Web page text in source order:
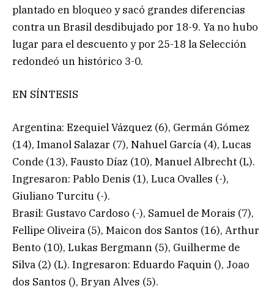
plantado en bloqueo y sacó grandes diferencias
contra un Brasil desdibujado por 18-9. Ya no hubo
lugar para el descuento y por 25-18 la Selección
redondeó un histórico 3-0.
EN SÍNTESIS
Argentina: Ezequiel Vázquez (6), Germán Gómez
(14), Imanol Salazar (7), Nahuel García (4), Lucas
Conde (13), Fausto Díaz (10), Manuel Albrecht (L).
Ingresaron: Pablo Denis (1), Luca Ovalles (-),
Giuliano Turcitu (-).
Brasil: Gustavo Cardoso (-), Samuel de Morais (7),
Fellipe Oliveira (5), Maicon dos Santos (16), Arthur
Bento (10), Lukas Bergmann (5), Guilherme de
Silva (2) (L). Ingresaron: Eduardo Faquin (), Joao
dos Santos (), Bryan Alves (5).